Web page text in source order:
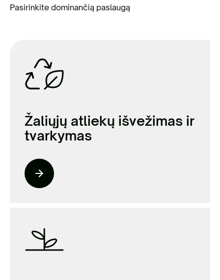
Pasirinkite dominančią paslaugą
Žaliųjų atliekų išvežimas ir
tvarkymas